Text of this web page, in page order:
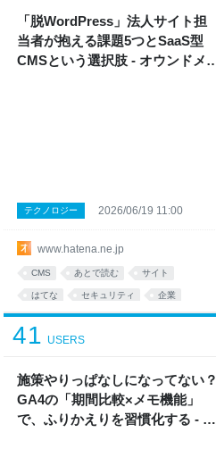
「脱WordPress」法人サイト担
当者が抱える課題5つとSaaS型
CMSという選択肢 - オウンドメ
www.hatena.ne.jp
テクノロジー 2026/06/19 11:00
CMS あとで読む サイト
はてな セキュリティ 企業
EC wordpress
施策やりっぱなしになってない？
GA4の「期間比較×メモ機能」
で、ふりかえりを習慣化する - オ
41 USERS